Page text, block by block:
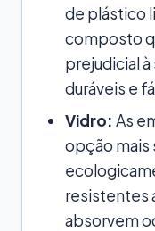
de plástico
composto
prejudicial à
duráveis e
Vidro: As
opção mais
resistentes
absorvem